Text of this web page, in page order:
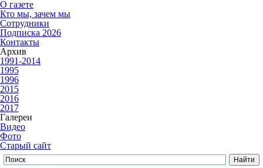
О газете
Кто мы, зачем мы
Сотрудники
Подписка 2026
Контакты
Архив
1991-2014
1995
1996
2015
2016
2017
Галереи
Видео
Фото
Старый сайт